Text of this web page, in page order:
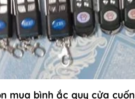
mua bình ắc quy cửa cuốn